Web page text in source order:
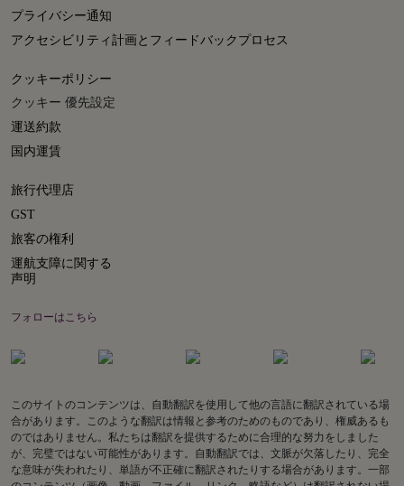
プライバシー通知
アクセシビリティ計画とフィードバックプロセス
クッキーポリシー
クッキー 優先設定
運送約款
国内運賃
旅行代理店
GST
旅客の権利
運航支障に関する
声明
フォローはこちら
このサイトのコンテンツは、自動翻訳を使用して他の言語に翻訳されている場
合があります。このような翻訳は情報と参考のためのものであり、権威あるも
のではありません。私たちは翻訳を提供するために合理的な努力をしました
が、完璧ではない可能性があります。自動翻訳では、文脈が欠落したり、完全
な意味が失われたり、単語が不正確に翻訳されたりする場合があります。一部